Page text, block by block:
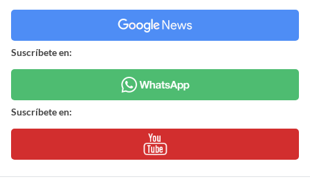
Suscríbete en:
Suscríbete en: